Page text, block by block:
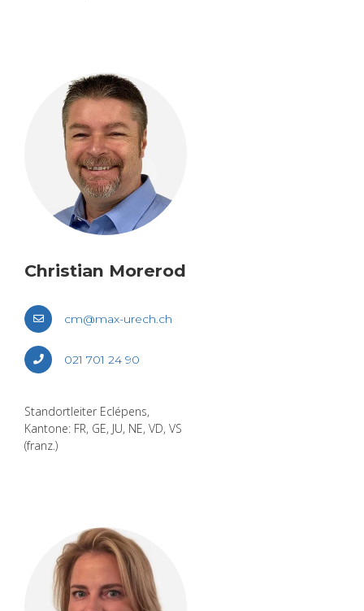
Chris­ti­an Mo­rerod
cm@​max-​urech.​ch
021 701 24 90
Stand­ort­lei­ter Eclé­pens,
Kan­to­ne: FR, GE, JU, NE, VD, VS
(franz.)